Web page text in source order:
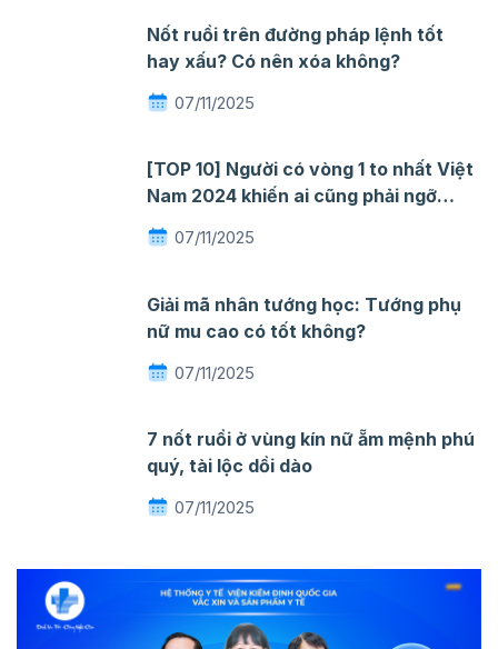
Nốt ruồi trên đường pháp lệnh tốt
hay xấu? Có nên xóa không?
07/11/2025
[TOP 10] Người có vòng 1 to nhất Việt
Nam 2024 khiến ai cũng phải ngỡ
ngàng mê đắm
07/11/2025
Giải mã nhân tướng học: Tướng phụ
nữ mu cao có tốt không?
07/11/2025
7 nốt ruồi ở vùng kín nữ ẵm mệnh phú
quý, tài lộc dồi dào
07/11/2025